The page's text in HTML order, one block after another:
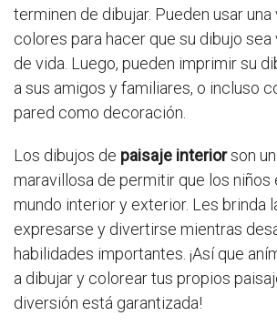
terminen de dibujar. Pueden usar
colores para hacer que su dibujo sea
de vida. Luego, pueden imprimir su
a sus amigos y familiares, o incluso
pared como decoración.
Los dibujos de paisaje interiorson
maravillosa de permitir que los niños
mundo interior y exterior. Les brinda
expresarse y divertirse mientras
habilidades importantes. ¡Así que
a dibujar y colorear tus propios
diversión está garantizada!